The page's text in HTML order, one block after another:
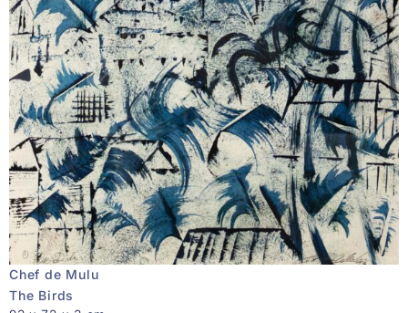
Chef de Mulu
The Birds